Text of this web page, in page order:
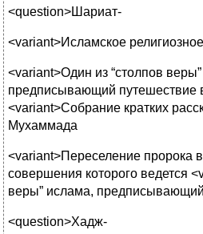
<question>Шариат-
<variant>Исламское
<variant>Один из “столпов
предписывающий путешествие
<variant>Собрание кратких
Мухаммада
<variant>Переселение пророка
совершения которого ведется
веры” ислама, предписывающий
<question>Хадж-